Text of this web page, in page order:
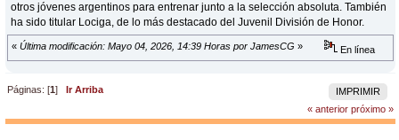
otros jóvenes argentinos para entrenar junto a la selección absoluta. También
ha sido titular Lociga, de lo más destacado del Juvenil División de Honor.
« Última modificación: Mayo 04, 2026, 14:39 Horas por JamesCG » En línea
IMPRIMIR
Páginas: [1]
Ir Arriba
« anterior próximo »